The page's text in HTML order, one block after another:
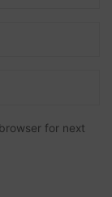
for next